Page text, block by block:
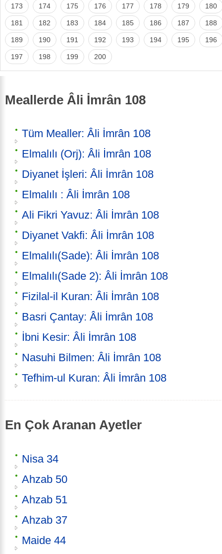
173 174 175 176 177 178 179 180
181 182 183 184 185 186 187 188
189 190 191 192 193 194 195 196
197 198 199 200
Meallerde Âli İmrân 108
Tüm Mealler: Âli İmrân 108
Elmalılı (Orj): Âli İmrân 108
Diyanet İşleri: Âli İmrân 108
Elmalılı : Âli İmrân 108
Ali Fikri Yavuz: Âli İmrân 108
Diyanet Vakfi: Âli İmrân 108
Elmalılı(Sade): Âli İmrân 108
Elmalılı(Sade 2): Âli İmrân 108
Fizilal-il Kuran: Âli İmrân 108
Basri Çantay: Âli İmrân 108
İbni Kesir: Âli İmrân 108
Nasuhi Bilmen: Âli İmrân 108
Tefhim-ul Kuran: Âli İmrân 108
En Çok Aranan Ayetler
Nisa 34
Ahzab 50
Ahzab 51
Ahzab 37
Maide 44